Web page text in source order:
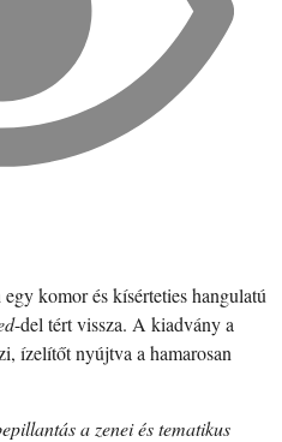
egy komor és kísérteties hangulatú
-del tért vissza. A kiadvány a
ízelítőt nyújtva a hamarosan
a zenei és tematikus